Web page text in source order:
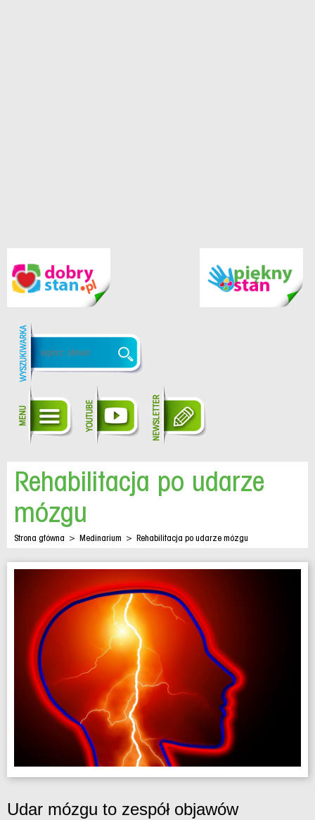
Rehabilitacja po udarze
mózgu
Strona główna > Medinarium > Rehabilitacja po udarze mózgu
Udar mózgu to zespół objawów